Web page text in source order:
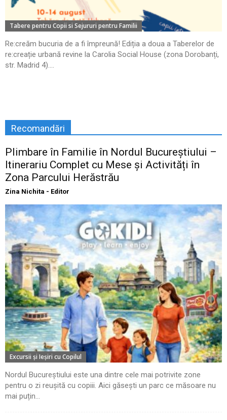
Tabere pentru Copii si Sejururi pentru Familii
Re:creăm bucuria de a fi împreună! Ediția a doua a Taberelor de
re:creație urbană revine la Carolia Social House (zona Dorobanți,
str. Madrid 4)....
Recomandări
Plimbare în Familie în Nordul Bucureștiului –
Itinerariu Complet cu Mese și Activități în
Zona Parcului Herăstrău
Zina Nichita - Editor
Excursii şi Ieşiri cu Copilul
Nordul Bucureștiului este una dintre cele mai potrivite zone
pentru o zi reușită cu copiii. Aici găsești un parc ce măsoare nu
mai puțin...